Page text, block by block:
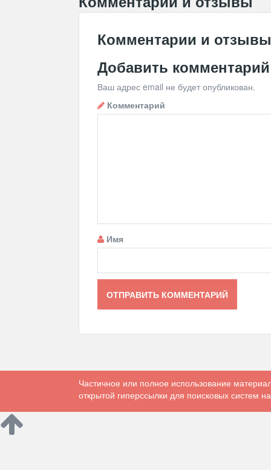
Комментарии и отзывы
Добавить комментарий
Ваш адрес email не будет опубликован.
Комментарий
Имя
Частичное или полное использование
открытой гиперссылки для поисковых систем